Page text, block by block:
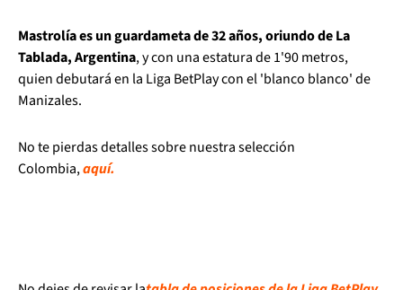
Mastrolía es un guardameta de 32 años, oriundo de La
Tablada, Argentina, y con una estatura de 1'90 metros,
quien debutará en la Liga BetPlay con el 'blanco blanco' de
Manizales.
No te pierdas detalles sobre nuestra selección
Colombia,aquí.